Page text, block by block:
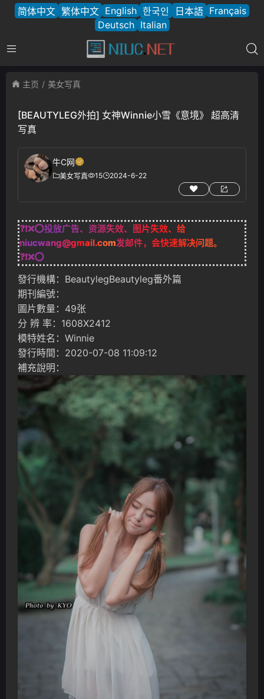
简体中文 繁体中文 English 한국인 日本語 Français
Deutsch Italian
主页 美女写真
[BEAUTYLEG外拍] 女神Winnie小雪《意境》 超高清
写真
牛C网
美女写真 15 2024-6-22
❓❗❌⭕投放广告、资源失效、图片失效、给
niucwang@gmail.com发邮件，会快速解决问题。
❓❗❌⭕
發行機構：BeautylegBeautyleg番外篇
期刊編號：
圖片數量：49张
分 辨 率：1608X2412
模特姓名：Winnie
發行時間：2020-07-08 11:09:12
補充說明：